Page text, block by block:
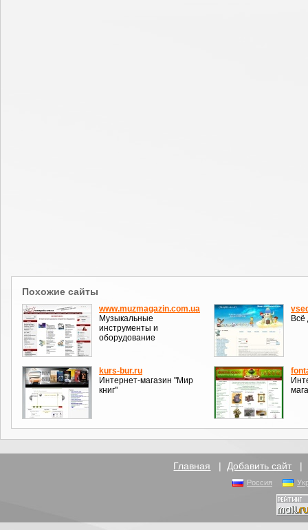
Похожие сайты
www.muzmagazin.com.ua
Музыкальные
инструменты и
оборудование
Всё
kurs-bur.ru
Интернет-магазин "Мир
книг"
Главная | Добавить сайт |
Россия